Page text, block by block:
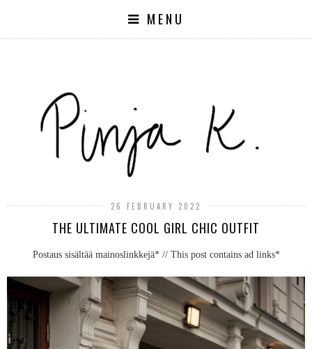
MENU
26 FEBRUARY 2022
THE ULTIMATE COOL GIRL CHIC OUTFIT
Postaus sisältää mainoslinkkejä* // This post contains ad links*